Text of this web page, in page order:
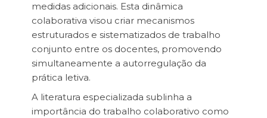
medidas adicionais. Esta dinâmica
colaborativa visou criar mecanismos
estruturados e sistematizados de trabalho
conjunto entre os docentes, promovendo
simultaneamente a autorregulação da
prática letiva.
A literatura especializada sublinha a
importância do trabalho colaborativo como